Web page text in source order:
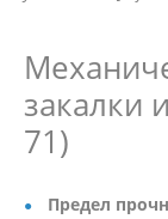
закалки
71)
Предел